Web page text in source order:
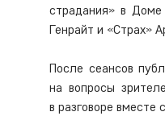
страдания» в
Генрайт и «Страх»
После сеансов
на вопросы
в разговоре